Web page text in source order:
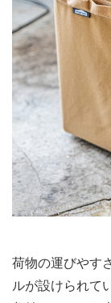
荷物の運びやす
ルが設けられて